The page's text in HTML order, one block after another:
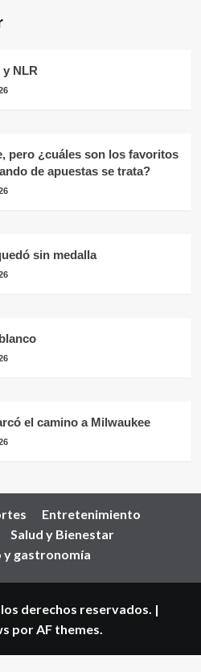
NLR
pero ¿cuáles son los favoritos
de apuestas se trata?
sin medalla
el camino a Milwaukee
Entretenimiento
Salud y Bienestar
y gastronomía
derechos reservados. |
por AF themes.